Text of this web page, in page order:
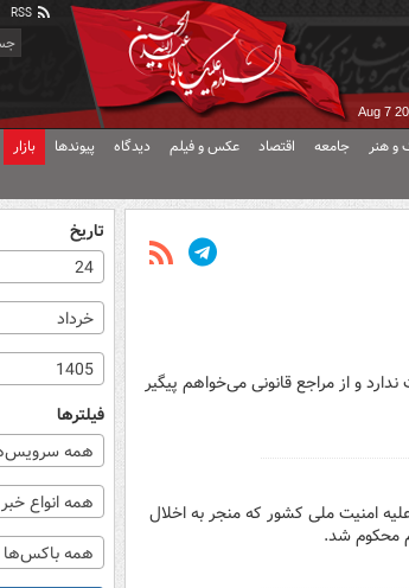
Aug 7
و هنر جامعه اقتصاد عکس و فیلم دیدگاه پیوندها بازار
و از مراجع قانونی می‌خواهم پیگیر
امنیت ملی کشور که منجر به اخلال
محکوم شد.
تاریخ
24
خرداد
1405
فیلترها
همه
همه انواع خبر
همه باکس‌ها